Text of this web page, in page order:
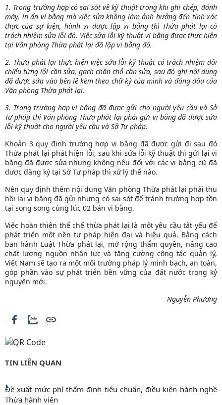
1. Trong trường hợp có sai sót về kỹ thuật trong khi ghi chép, đánh
máy, in ấn vi bằng mà việc sửa không làm ảnh hưởng đến tính xác
thực của sự kiện, hành vi được lập vi bằng thì Thừa phát lại có
trách nhiệm sửa lỗi đó. Việc sửa lỗi kỹ thuật vi bằng được thực hiện
tại Văn phòng Thừa phát lại đã lập vi bằng đó.
2. Thừa phát lại thực hiện việc sửa lỗi kỹ thuật có trách nhiệm đối
chiếu từng lỗi cần sửa, gạch chân chỗ cần sửa, sau đó ghi nội dung
đã được sửa vào bên lề kèm theo chữ ký của mình và đóng dấu của
Văn phòng Thừa phát lại.
3. Trong trường hợp vi bằng đã được gửi cho người yêu cầu và Sở
Tư pháp thì Văn phòng Thừa phát lại phải gửi vi bằng đã được sửa
lỗi kỹ thuật cho người yêu cầu và Sở Tư pháp.
Khoản 3 quy định trường hợp vi bằng đã được gửi đi sau đó
Thừa phát lại phát hiện lỗi, sau khi sửa lỗi kỹ thuật thì gửi lại vi
bằng đã được sửa nhưng không nêu đối với các vi bằng cũ đã
được đăng ký tại Sở Tư pháp thì xử lý thế nào.
Nên quy định thêm nội dung Văn phòng Thừa phát lại phải thu
hồi lại vi bằng đã gửi nhưng có sai sót để tránh trường hợp tồn
tại song song cùng lúc 02 bản vi bằng.
Việc hoàn thiện thể chế thừa phát lại là một yêu cầu tất yếu để
phát triển một nền tư pháp hiện đại và hiệu quả. Bằng cách
ban hành Luật Thừa phát lại, mở rộng thẩm quyền, nâng cao
chất lượng nguồn nhân lực và tăng cường công tác quản lý,
Việt Nam sẽ tạo ra một môi trường pháp lý minh bạch, an toàn,
góp phần vào sự phát triển bền vững của đất nước trong kỷ
nguyên mới.
Nguyễn Phương
TIN LIÊN QUAN
Đề xuất mức phí thẩm định tiêu chuẩn, điều kiện hành nghề
Thừa hành viên